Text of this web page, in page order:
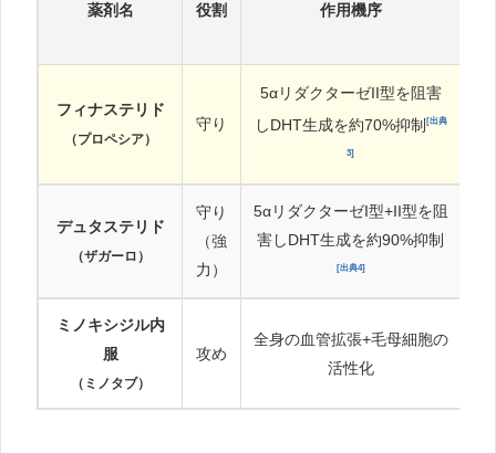
薬剤名 役割 作用機序
フィナステリド
（プロペシア）
守り
5αリダクターゼII型を阻害
しDHT生成を約70%抑制 [出典
3]
デュタステリド
（ザガーロ）
守り
（強
力）
5αリダクターゼI型+II型を阻
害しDHT生成を約90%抑制
[出典4]
ミノキシジル内
服
（ミノタブ）
攻め
全身の血管拡張+毛母細胞の
活性化